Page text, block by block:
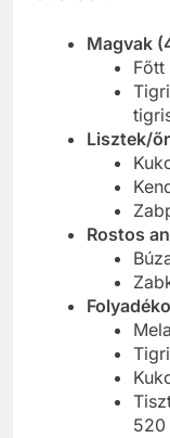
Magvak
Lisztek/
Rostos
520